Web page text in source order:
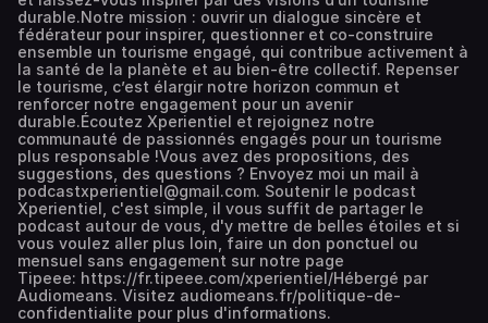
durable.Notre mission : ouvrir un dialogue sincère et
fédérateur pour inspirer, questionner et co-construire
ensemble un tourisme engagé, qui contribue activement à
la santé de la planète et au bien-être collectif. Repenser
le tourisme, c’est élargir notre horizon commun et
renforcer notre engagement pour un avenir
durable.Écoutez Xperientiel et rejoignez notre
communauté de passionnés engagés pour un tourisme
plus responsable !Vous avez des propositions, des
suggestions, des questions ? Envoyez moi un mail à
podcastxperientiel@gmail.com. Soutenir le podcast
Xperientiel, c'est simple, il vous suffit de partager le
podcast autour de vous, d'y mettre de belles étoiles et si
vous voulez aller plus loin, faire un don ponctuel ou
mensuel sans engagement sur notre page
Tipeee: https://fr.tipeee.com/xperientiel/Hébergé par
Audiomeans. Visitez audiomeans.fr/politique-de-
confidentialite pour plus d'informations.